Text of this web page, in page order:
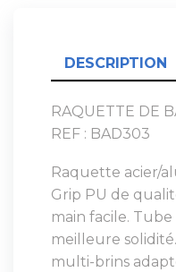
DESCRIPTION
RAQUETTE DE
REF : BAD303
Raquette acier/
Grip PU de
main facile.
meilleure
multi-brins